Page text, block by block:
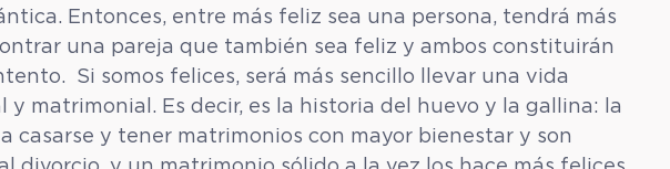
Entonces, entre más feliz sea una persona, tendrá más
una pareja que también sea feliz y ambos constituirán
Si somos felices, será más sencillo llevar una vida
y matrimonial. Es decir, es la historia del huevo y la gallina: la
casarse y tener matrimonios con mayor bienestar y son